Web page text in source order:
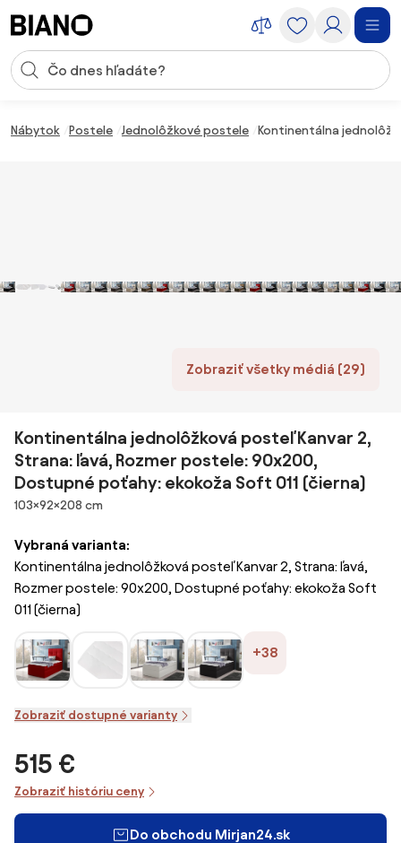
Vstup pre vyhľadávanie
Nábytok Postele Jednolôžkové postele Kontinentálna
Zobraziť všetky médiá (29)
Kontinentálna jednolôžková posteľ Kanvar 2,
Strana: ľavá, Rozmer postele: 90x200,
Dostupné poťahy: ekokoža Soft 011 (čierna)
Rozmery
103×92×208 cm
Vybraná varianta:
Kontinentálna jednolôžková posteľ Kanvar 2, Strana: ľavá,
Rozmer postele: 90x200, Dostupné poťahy: ekokoža Soft
011 (čierna)
+38
Zobraziť dostupné varianty
515 €
Zobraziť históriu ceny
Do obchodu Mirjan24.sk